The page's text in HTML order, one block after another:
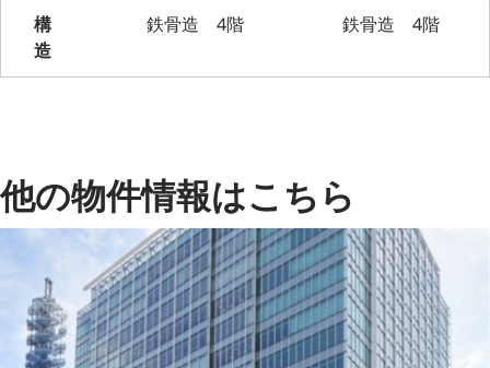
構
造
鉄骨造 4階 鉄骨造 4階
他の物件情報はこちら